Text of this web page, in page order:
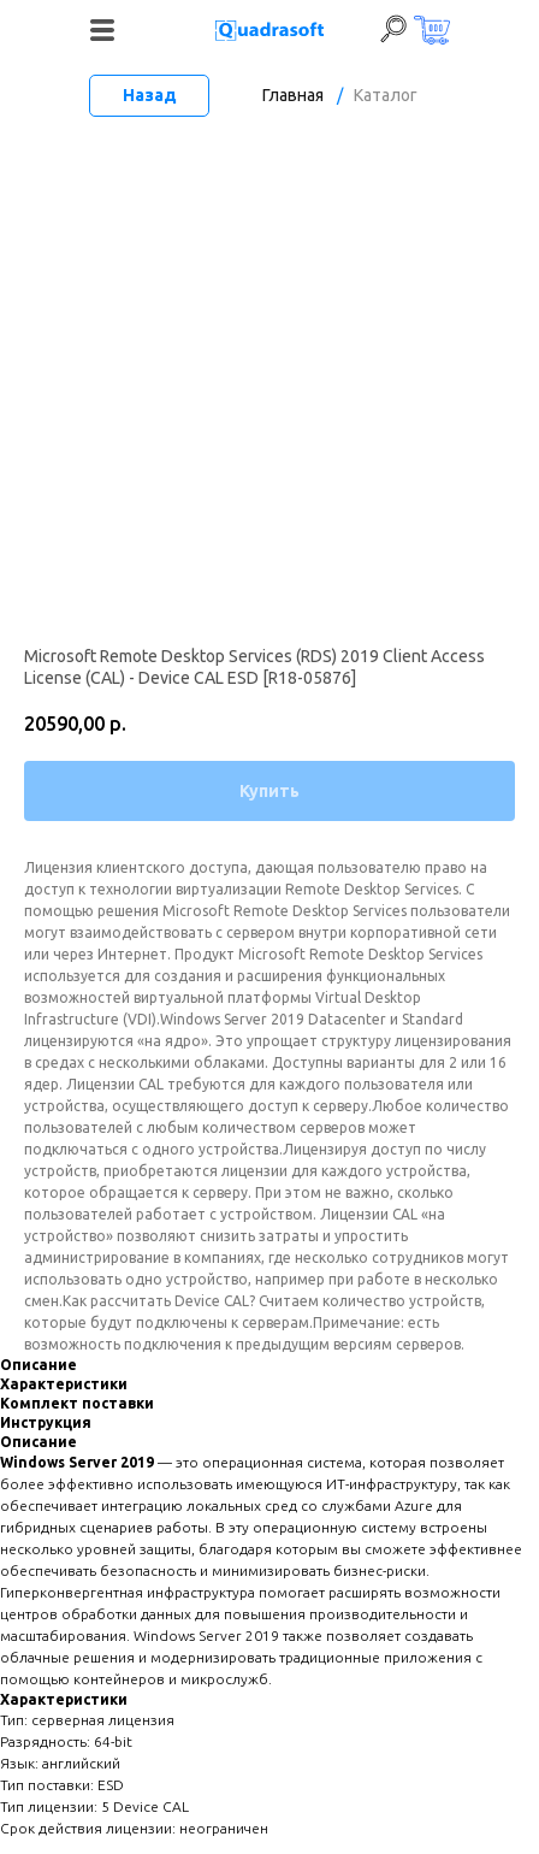
Назад Главная / Каталог
Microsoft Remote Desktop Services (RDS) 2019 Client Access
License (CAL) - Device CAL ESD [R18-05876]
20590,00 р.
Купить
Лицензия клиентского доступа, дающая пользователю право на
доступ к технологии виртуализации Remote Desktop Services. С
помощью решения Microsoft Remote Desktop Services пользователи
могут взаимодействовать с сервером внутри корпоративной сети
или через Интернет. Продукт Microsoft Remote Desktop Services
используется для создания и расширения функциональных
возможностей виртуальной платформы Virtual Desktop
Infrastructure (VDI).Windows Server 2019 Datacenter и Standard
лицензируются «на ядро». Это упрощает структуру лицензирования
в средах с несколькими облаками. Доступны варианты для 2 или 16
ядер. Лицензии CAL требуются для каждого пользователя или
устройства, осуществляющего доступ к серверу.Любое количество
пользователей с любым количеством серверов может
подключаться с одного устройства.Лицензируя доступ по числу
устройств, приобретаются лицензии для каждого устройства,
которое обращается к серверу. При этом не важно, сколько
пользователей работает с устройством. Лицензии CAL «на
устройство» позволяют снизить затраты и упростить
администрирование в компаниях, где несколько сотрудников могут
использовать одно устройство, например при работе в несколько
смен.Как рассчитать Device CAL? Считаем количество устройств,
которые будут подключены к серверам.Примечание: есть
возможность подключения к предыдущим версиям серверов.
Описание
Характеристики
Комплект поставки
Инструкция
Описание
Windows Server 2019 — это операционная система, которая позволяет
более эффективно использовать имеющуюся ИТ-инфраструктуру, так как
обеспечивает интеграцию локальных сред со службами Azure для
гибридных сценариев работы. В эту операционную систему встроены
несколько уровней защиты, благодаря которым вы сможете эффективнее
обеспечивать безопасность и минимизировать бизнес-риски.
Гиперконвергентная инфраструктура помогает расширять возможности
центров обработки данных для повышения производительности и
масштабирования. Windows Server 2019 также позволяет создавать
облачные решения и модернизировать традиционные приложения с
помощью контейнеров и микрослужб.
Характеристики
Тип: серверная лицензия
Разрядность: 64-bit
Язык: английский
Тип поставки: ESD
Тип лицензии: 5 Device CAL
Срок действия лицензии: неограничен